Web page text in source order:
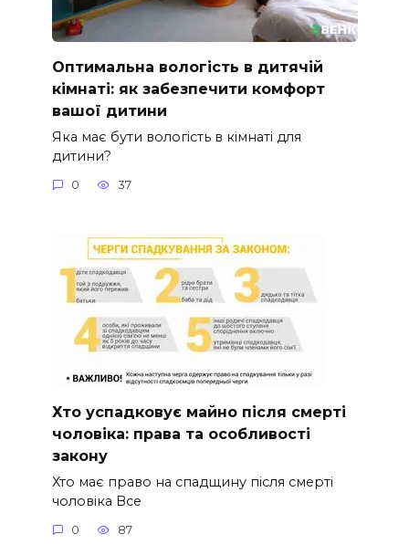
Оптимальна вологість в дитячій
кімнаті: як забезпечити комфорт
вашої дитини
Яка має бути вологість в кімнаті для
дитини?
0 37
Хто успадковує майно після смерті
чоловіка: права та особливості
закону
Хто має право на спадщину після смерті
чоловіка Все
0 87